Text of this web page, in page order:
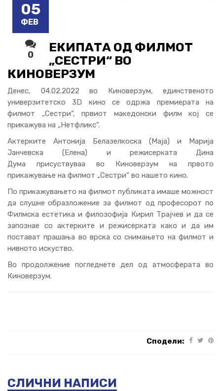
05
ФЕВ
0
ЕКИПАТА ОД ФИЛМОТ
„СЕСТРИ“ ВО
КИНОВЕРЗУМ
Денес, 04.02.2022 во Киноверзум, единственото
универзитетско 3D кино се одржа премиерата на
филмот „Сестри“, првиот македонски филм кој се
прикажува на „Нетфликс“.
Актерките Антонија Белазелкоска (Маја) и Марија
Јанчевска (Елена) и режисерката Дина
Дума присуствуваа во Киноверзум на првото
прикажување на филмот „Сестри“ во нашето кино.
По прикажувањето на филмот публиката имаше можност
да слушне образложение за филмот од професорот по
Филмска естетика и филозофија Кирил Трајчев и да се
запознае со актерките и режисерката како и да им
постават прашања во врска со снимањето на филмот и
нивното искуство.
Во продолжение погледнете дел од атмосферата во
Киноверзум.
Сподели:
СЛИЧНИ НАПИСИ